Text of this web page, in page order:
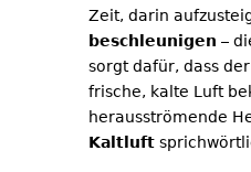
Zeit, darin
beschleunigen –
sorgt dafür, dass
frische, kalte Luft
herausströmende
Kaltluft